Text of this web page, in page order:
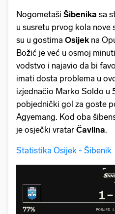
Nogometaši Šibenika sa
u susretu prvog kola nove
su u gostima Osijek na
Božić je već u osmoj
vodstvo i najavio da bi
imati dosta problema u
izjednačio Marko Soldo u
pobjednički gol za goste
Agyemang. Kod oba
je osječki vratar Čavlina.
Statistika Osijek - Šibenik